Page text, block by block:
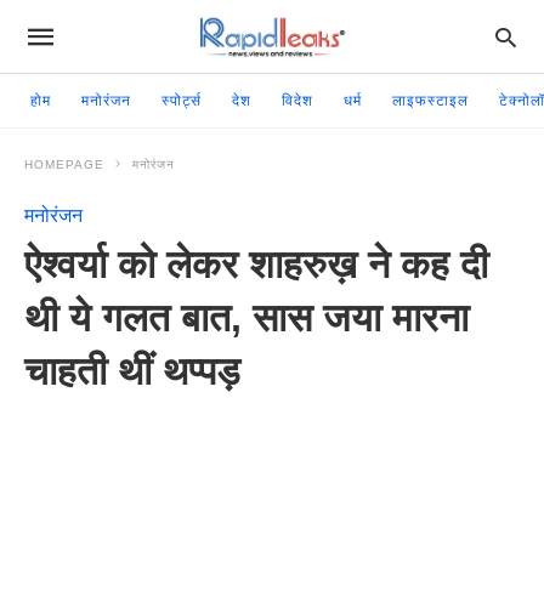
होम मनोरंजन स्पोर्ट्स देश विदेश धर्म लाइफस्टाइल
HOMEPAGE मनोरंजन
मनोरंजन
ऐश्वर्या को लेकर शाहरुख़ ने कह दी
थी ये गलत बात, सास जया मारना
चाहती थीं थप्पड़